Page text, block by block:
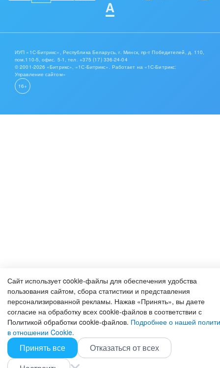
ИУП «1С-Битрикс», Республика Беларусь, г. Минск, пр-т Победителей, д. 110,
пом.110-5, офис. 5-1,тел. +375 (17) 336-24-04
© 2001-2026 «Битрикс», «1С-Битрикс». Работает на «1С-Битрикс:
Управление сайтом»
16+
Сайт использует cookie-файлы для обеспечения удобства
пользования сайтом, сбора статистики и представления
персонализированной рекламы. Нажав «Принять», вы даете
согласие на обработку всех cookie-файлов в соответствии с
Политикой обработки cookie-файлов. Подробнее о нашей
в отношении Cookie.
Принять все
Отказаться от всех